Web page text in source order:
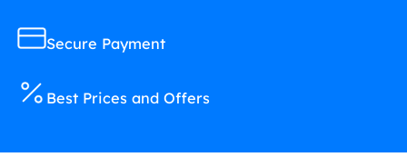
Secure Payment
Best Prices and Offers